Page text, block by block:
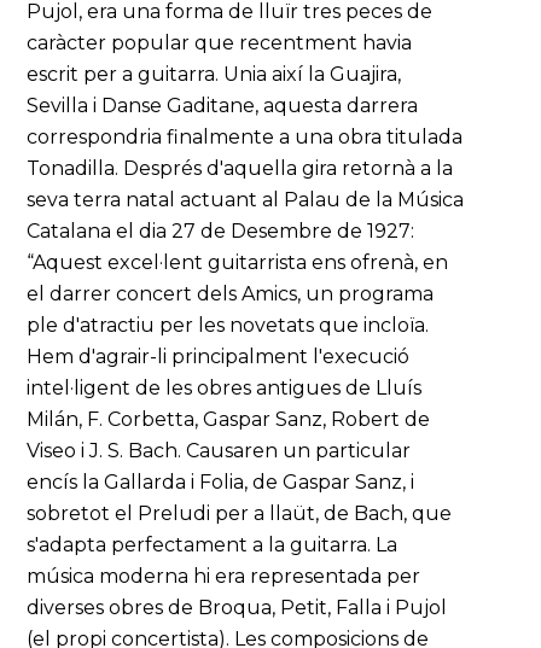
Pujol, era una forma de lluïr tres peces de
caràcter popular que recentment havia
escrit per a guitarra. Unia així la Guajira,
Sevilla i Danse Gaditane, aquesta darrera
correspondria finalmente a una obra titulada
Tonadilla. Després d'aquella gira retornà a la
seva terra natal actuant al Palau de la Música
Catalana el dia 27 de Desembre de 1927:
“Aquest excel·lent guitarrista ens ofrenà, en
el darrer concert dels Amics, un programa
ple d'atractiu per les novetats que incloïa.
Hem d'agrair-li principalment l'execució
intel·ligent de les obres antigues de Lluís
Milán, F. Corbetta, Gaspar Sanz, Robert de
Viseo i J. S. Bach. Causaren un particular
encís la Gallarda i Folia, de Gaspar Sanz, i
sobretot el Preludi per a llaüt, de Bach, que
s'adapta perfectament a la guitarra. La
música moderna hi era representada per
diverses obres de Broqua, Petit, Falla i Pujol
(el propi concertista). Les composicions de